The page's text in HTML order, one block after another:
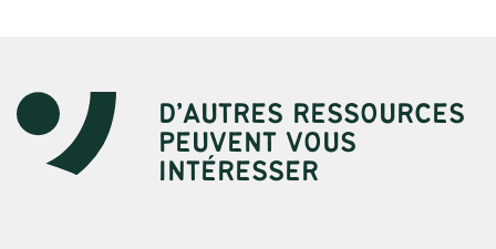
D’AUTRES RESSOURCES
PEUVENT VOUS
INTÉRESSER